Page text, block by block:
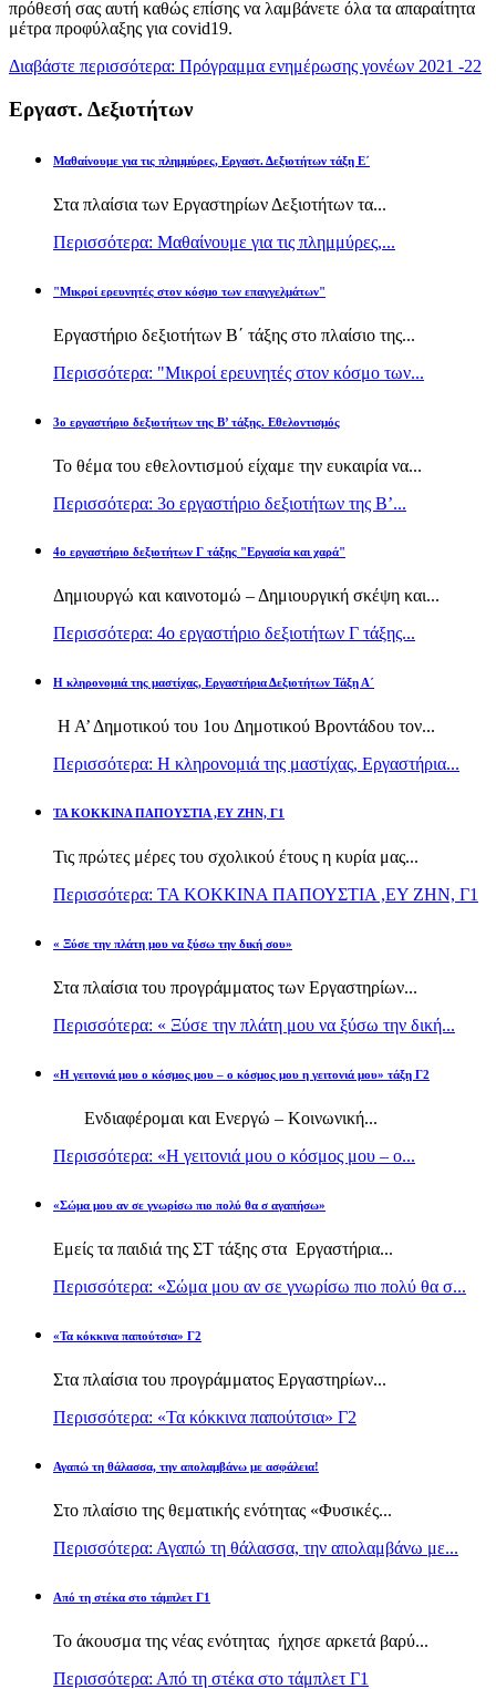
πρόθεσή σας αυτή καθώς επίσης να λαμβάνετε όλα τα απαραίτητα
μέτρα προφύλαξης για covid19.
Διαβάστε περισσότερα: Πρόγραμμα ενημέρωσης γονέων 2021 -22
Εργαστ. Δεξιοτήτων
Μαθαίνουμε για τις πλημμύρες, Εργαστ. Δεξιοτήτων τάξη Ε΄
Στα πλαίσια των Εργαστηρίων Δεξιοτήτων τα...
Περισσότερα: Μαθαίνουμε για τις πλημμύρες,...
"Μικροί ερευνητές στον κόσμο των επαγγελμάτων"
Εργαστήριο δεξιοτήτων Β΄ τάξης στο πλαίσιο της...
Περισσότερα: "Μικροί ερευνητές στον κόσμο των...
3ο εργαστήριο δεξιοτήτων της Β’ τάξης. Εθελοντισμός
Το θέμα του εθελοντισμού είχαμε την ευκαιρία να...
Περισσότερα: 3ο εργαστήριο δεξιοτήτων της Β’...
4ο εργαστήριο δεξιοτήτων Γ τάξης "Εργασία και χαρά"
Δημιουργώ και καινοτομώ – Δημιουργική σκέψη και...
Περισσότερα: 4ο εργαστήριο δεξιοτήτων Γ τάξης...
H κληρονομιά της μαστίχας, Εργαστήρια Δεξιοτήτων Τάξη Α΄
Η Α’ Δημοτικού του 1ου Δημοτικού Βροντάδου τον...
Περισσότερα: H κληρονομιά της μαστίχας, Εργαστήρια...
TA KOKKINA ΠΑΠΟΥΣΤΙΑ ,ΕΥ ΖΗΝ, Γ1
Τις πρώτες μέρες του σχολικού έτους η κυρία μας...
Περισσότερα: TA KOKKINA ΠΑΠΟΥΣΤΙΑ ,ΕΥ ΖΗΝ, Γ1
« Ξύσε την πλάτη μου να ξύσω την δική σου»
Στα πλαίσια του προγράμματος των Εργαστηρίων...
Περισσότερα: « Ξύσε την πλάτη μου να ξύσω την δική...
«Η γειτονιά μου ο κόσμος μου – ο κόσμος μου η γειτονιά μου» τάξη Γ2
Ενδιαφέρομαι και Ενεργώ – Κοινωνική...
Περισσότερα: «Η γειτονιά μου ο κόσμος μου – ο...
«Σώμα μου αν σε γνωρίσω πιο πολύ θα σ αγαπήσω»
Εμείς τα παιδιά της ΣΤ τάξης στα Εργαστήρια...
Περισσότερα: «Σώμα μου αν σε γνωρίσω πιο πολύ θα σ...
«Τα κόκκινα παπούτσια» Γ2
Στα πλαίσια του προγράμματος Εργαστηρίων...
Περισσότερα: «Τα κόκκινα παπούτσια» Γ2
Αγαπώ τη θάλασσα, την απολαμβάνω με ασφάλεια!
Στο πλαίσιο της θεματικής ενότητας «Φυσικές...
Περισσότερα: Αγαπώ τη θάλασσα, την απολαμβάνω με...
Από τη στέκα στο τάμπλετ Γ1
Το άκουσμα της νέας ενότητας ήχησε αρκετά βαρύ...
Περισσότερα: Από τη στέκα στο τάμπλετ Γ1